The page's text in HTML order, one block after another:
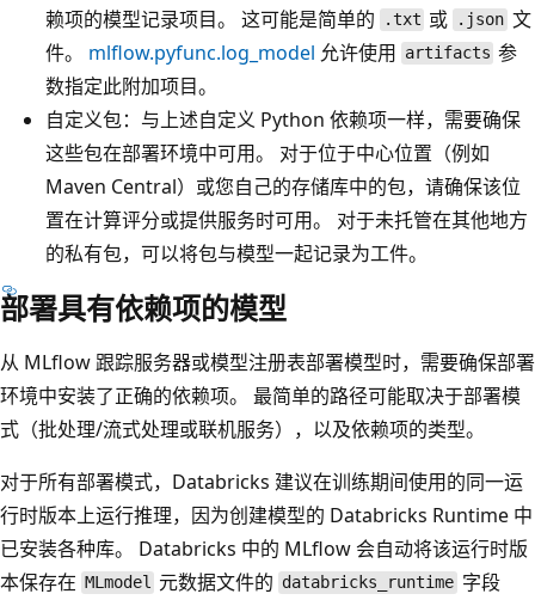
赖项的模型记录项目。 这可能是简单的
.txt 或 .json文
件。 mlflow.pyfunc.log_model 允许使用 artifacts 参
数指定此附加项目。
自定义包：与上述自定义 Python 依赖项一样，需要确保
这些包在部署环境中可用。 对于位于中心位置（例如
Maven Central）或您自己的存储库中的包，请确保该位
置在计算评分或提供服务时可用。 对于未托管在其他地方
的私有包，可以将包与模型一起记录为工件。
部署具有依赖项的模型
从 MLflow 跟踪服务器或模型注册表部署模型时，需要确保部署
环境中安装了正确的依赖项。 最简单的路径可能取决于部署模
式（批处理/流式处理或联机服务），以及依赖项的类型。
对于所有部署模式，Databricks 建议在训练期间使用的同一运
行时版本上运行推理，因为创建模型的 Databricks Runtime 中
已安装各种库。 Databricks 中的 MLflow 会自动将该运行时版
本保存在 MLmodel 元数据文件的 databricks_runtime 字段